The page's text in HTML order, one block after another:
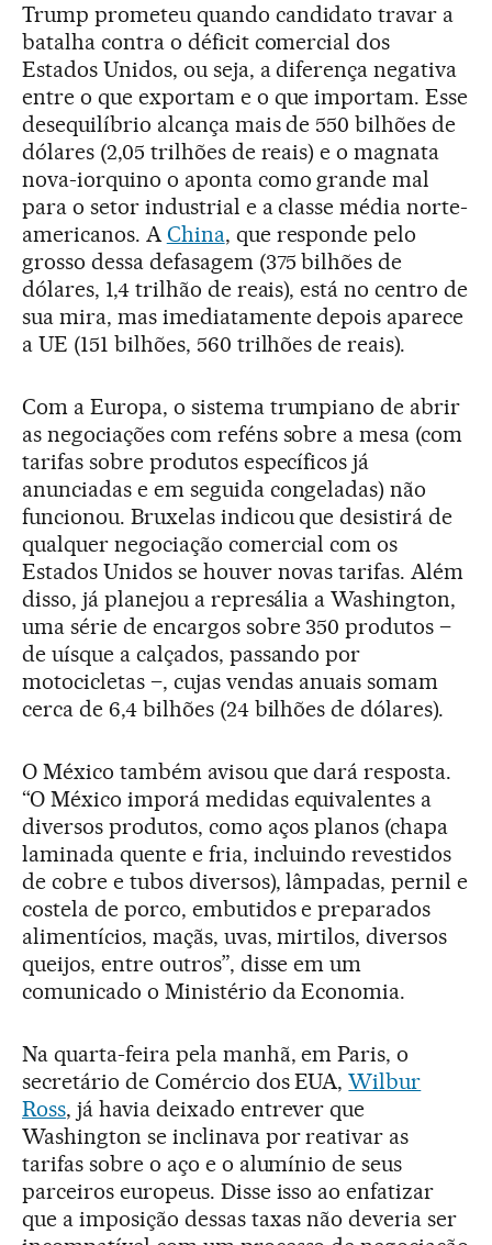
Trump prometeu quando candidato travar a
batalha contra o déficit comercial dos
Estados Unidos, ou seja, a diferença negativa
entre o que exportam e o que importam. Esse
desequilíbrio alcança mais de 550 bilhões de
dólares (2,05 trilhões de reais) e o magnata
nova-iorquino o aponta como grande mal
para o setor industrial e a classe média norte-
americanos. AChina, que responde pelo
grosso dessa defasagem (375 bilhões de
dólares, 1,4 trilhão de reais), está no centro de
sua mira, mas imediatamente depois aparece
a UE (151 bilhões, 560 trilhões de reais).
Com a Europa, o sistema trumpiano de abrir
as negociações com reféns sobre a mesa (com
tarifas sobre produtos específicos já
anunciadas e em seguida congeladas) não
funcionou. Bruxelas indicou que desistirá de
qualquer negociação comercial com os
Estados Unidos se houver novas tarifas. Além
disso, já planejou a represália a Washington,
uma série de encargos sobre 350 produtos –
de uísque a calçados, passando por
motocicletas –, cujas vendas anuais somam
cerca de 6,4 bilhões (24 bilhões de dólares).
O México também avisou que dará resposta.
“O México imporá medidas equivalentes a
diversos produtos, como aços planos (chapa
laminada quente e fria, incluindo revestidos
de cobre e tubos diversos), lâmpadas, pernil e
costela de porco, embutidos e preparados
alimentícios, maçãs, uvas, mirtilos, diversos
queijos, entre outros”, disse em um
comunicado o Ministério da Economia.
Na quarta-feira pela manhã, em Paris, o
secretário de Comércio dos EUA,Wilbur
Ross, já havia deixado entrever que
Washington se inclinava por reativar as
tarifas sobre o aço e o alumínio de seus
parceiros europeus. Disse isso ao enfatizar
que a imposição dessas taxas não deveria ser